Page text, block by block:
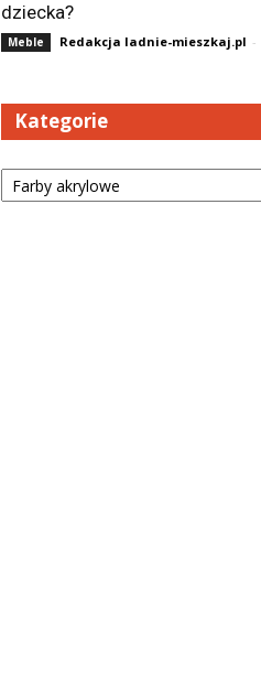
dziecka?
Meble Redakcja ladnie-mieszkaj.pl -
Kategorie
Kategorie